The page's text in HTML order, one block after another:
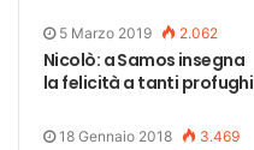
5 Marzo 2019 2.062
Nicolò: a Samos insegna
la felicità a tanti profughi
18 Gennaio 2018 3.469